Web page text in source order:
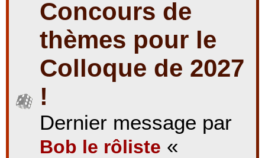
Concours de
thèmes pour le
Colloque de 2027
!
Dernier message par
Bob le rôliste «